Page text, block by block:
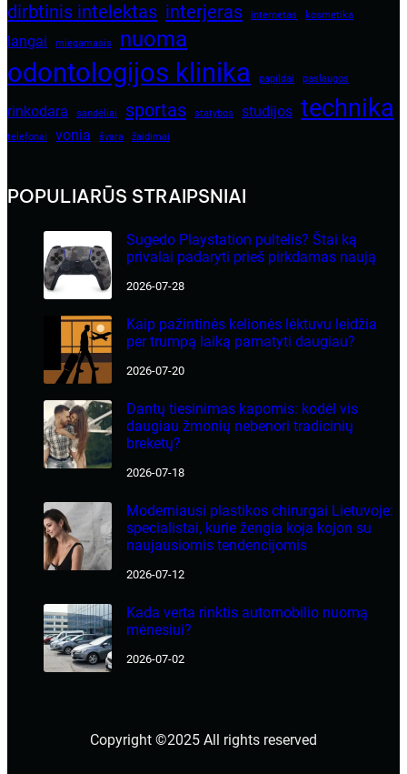
dirbtinis intelektas interjeras internetas kosmetika
langai miegamasis nuoma
odontologijos klinika papildai paslaugos
rinkodara sandėliai sportas statybos studijos technika
telefonai vonia švara žaidimai
POPULIARŪS STRAIPSNIAI
Sugedo Playstation pultelis? Štai ką
privalai padaryti prieš pirkdamas naują
2026-07-28
Kaip pažintinės kelionės lėktuvu leidžia
per trumpą laiką pamatyti daugiau?
2026-07-20
Dantų tiesinimas kapomis: kodėl vis
daugiau žmonių nebenori tradicinių
breketų?
2026-07-18
Moderniausi plastikos chirurgai Lietuvoje:
specialistai, kurie žengia koja kojon su
naujausiomis tendencijomis
2026-07-12
Kada verta rinktis automobilio nuomą
mėnesiui?
2026-07-02
Copyright ©2025 All rights reserved